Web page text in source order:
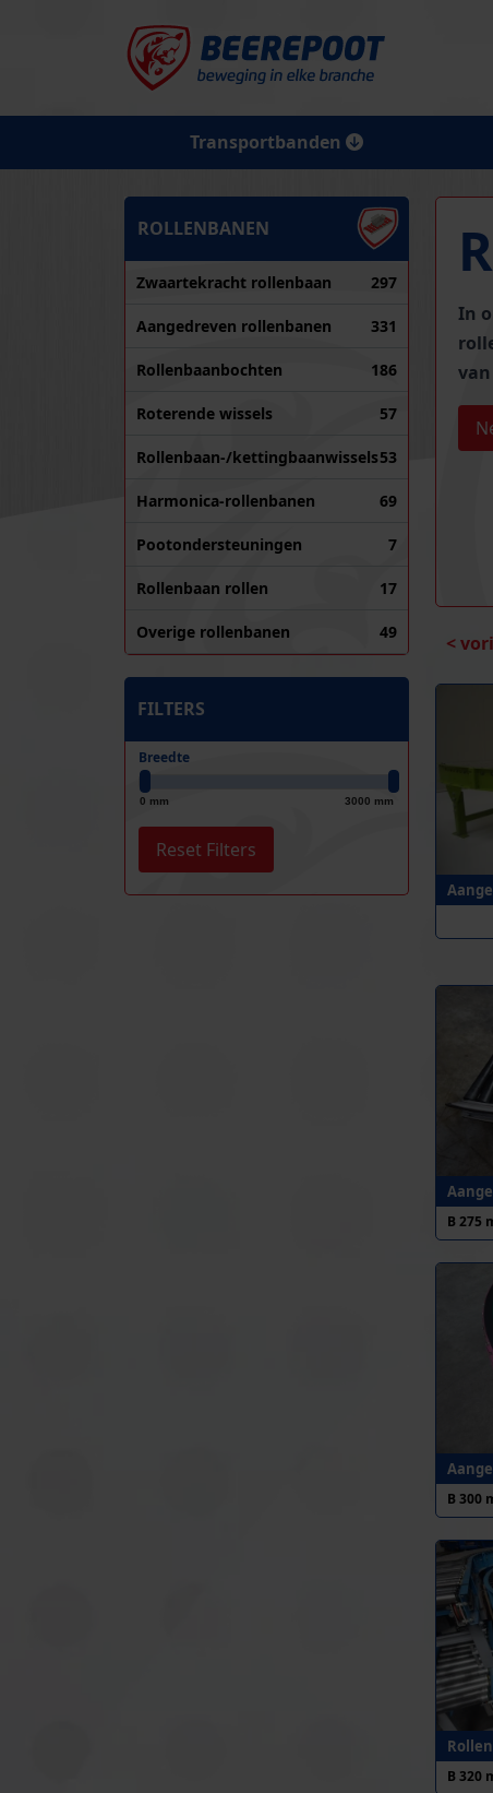
Transportbanden
ROLLENBANEN
Zwaartekracht rollenbaan 297
Aangedreven rollenbanen 331
Rollenbaanbochten 186
Roterende wissels 57
Rollenbaan-/kettingbaanwissels53
Harmonica-rollenbanen 69
Pootondersteuningen 7
Rollenbaan rollen 17
Overige rollenbanen 49
FILTERS
Breedte
0 mm 3000 mm
In
<
B 275
B 300
B 320